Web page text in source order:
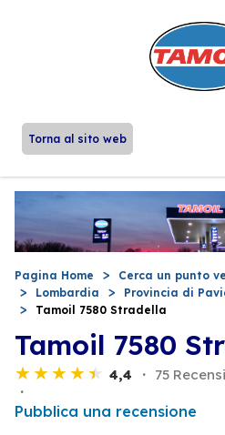
Torna al sito web
Pagina Home
Cerca un punto
Lombardia
Provincia di
Tamoil 7580 Stradella
Tamoil 7580
4,4 75
Pubblica una recensione